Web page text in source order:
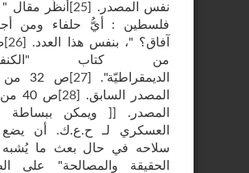
نفس المصدر. [
25
] أنظًر مقال "
فلسطين : أيُّ حلفاء ومن
آفاق؟ "، بنفس هذا العدد. [
26
]
من كتاب
الديمقراطيّة". [
27
]
ص 32
المصدر السابق. [
28
]
ص
المصدر. [[ ويمكن ببساطة
العسكري لـ ح.ع.ك. أن يضع
سلاحه في حال بعث ما يُشبه
الحقيقة والمصالحة" على